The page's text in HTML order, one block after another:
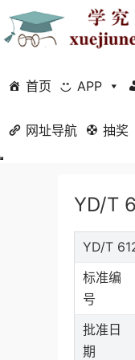
首页 APP
网址导航 抽奖
当前位置：首页
YD/T
YD/T
标准编
号
批准日
期